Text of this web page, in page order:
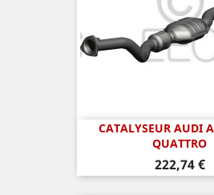
CATALYSEUR AUDI
QUATTRO
Prix
222,74 €